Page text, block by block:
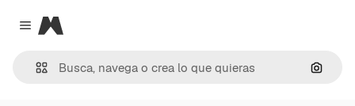
Close menu
Magnific